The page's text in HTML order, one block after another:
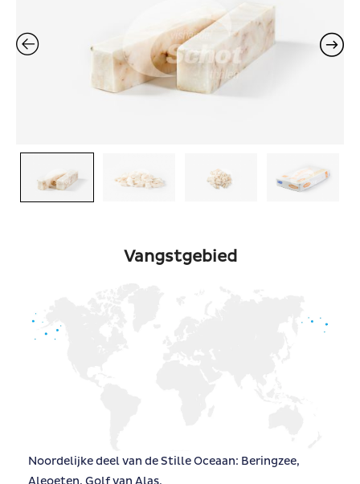
Vangstgebied
Noordelijke deel van de Stille Oceaan: Beringzee,
Aleoeten, Golf van Alas.